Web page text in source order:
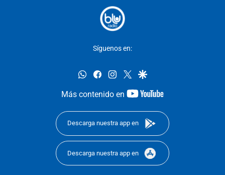
Síguenos en:
whatsappfacebookinstagram
twittergoogle
Más contenido en
youtube-
Descarga nuestra app en
Descarga nuestra app en